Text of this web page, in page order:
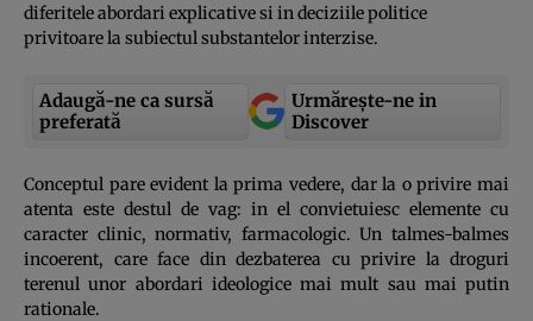
diferitele abordari explicative si in deciziile politice
privitoare la subiectul substantelor interzise.
Adaugă-ne ca sursă
preferată
Urmărește-ne in
Discover
Conceptul pare evident la prima vede­re, dar la o privire mai
atenta este des­tul de vag: in el convietuiesc elemente cu
caracter clinic, normativ, farmacolo­gic. Un talmes-balmes
incoerent, care face din dezbaterea cu privire la droguri
terenul unor abordari ideologice mai mult sau mai putin
rationale.